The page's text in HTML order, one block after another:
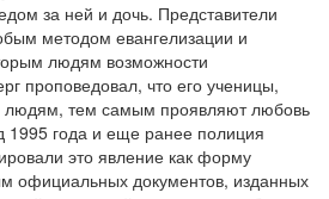
за ней и дочь. Представители
методом евангелизации и
людям возможности
проповедовал, что его ученицы,
людям, тем самым проявляют любовь
1995 года и еще ранее полиция
это явление как форму
официальных документов, изданных